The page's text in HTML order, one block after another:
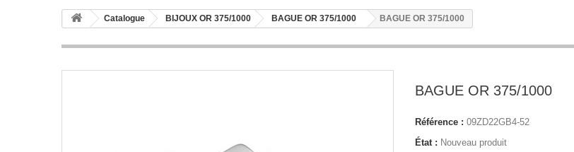
Catalogue BIJOUX OR 375/1000 BAGUE OR 375/1000 BAGUE OR 375/1000
BAGUE OR 375/1000
Référence : 09ZD22GB4-52
État : Nouveau produit